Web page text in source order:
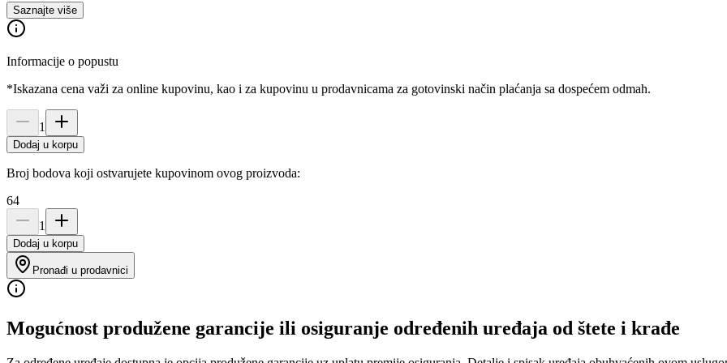
Saznajte više
Informacije o popustu
*Iskazana cena važi za online kupovinu, kao i za kupovinu u prodavnicama za gotovinski način plaćanja sa dospećem odmah.
1
Dodaj u korpu
Broj bodova koji ostvarujete kupovinom ovog proizvoda:
64
1
Dodaj u korpu
Pronađi u prodavnici
Mogućnost produžene garancije ili osiguranje određenih uređaja od štete i krađe